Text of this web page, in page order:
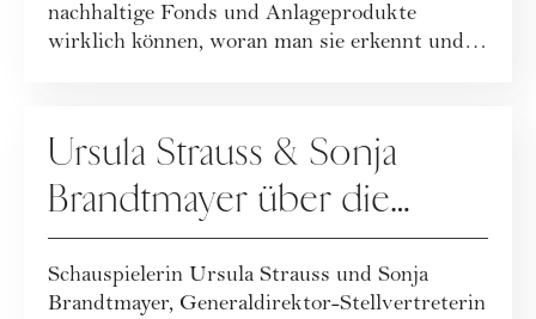
nachhaltige Fonds und Anlageprodukte
wirklich können, woran man sie erkennt und
Ursula Strauss & Sonja
Brandtmayer über die
Macht von Frauen und
Finanzen
Schauspielerin Ursula Strauss und Sonja
Brandtmayer, Generaldirektor-Stellvertreterin